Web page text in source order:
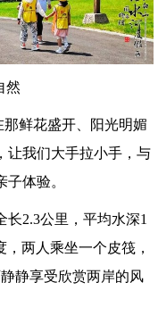
然
鲜花盛开、阳光明媚
让我们大手拉小手，与
体验。
2.3公里，平均水深1
两人乘坐一个皮筏，
静享受欣赏两岸的风